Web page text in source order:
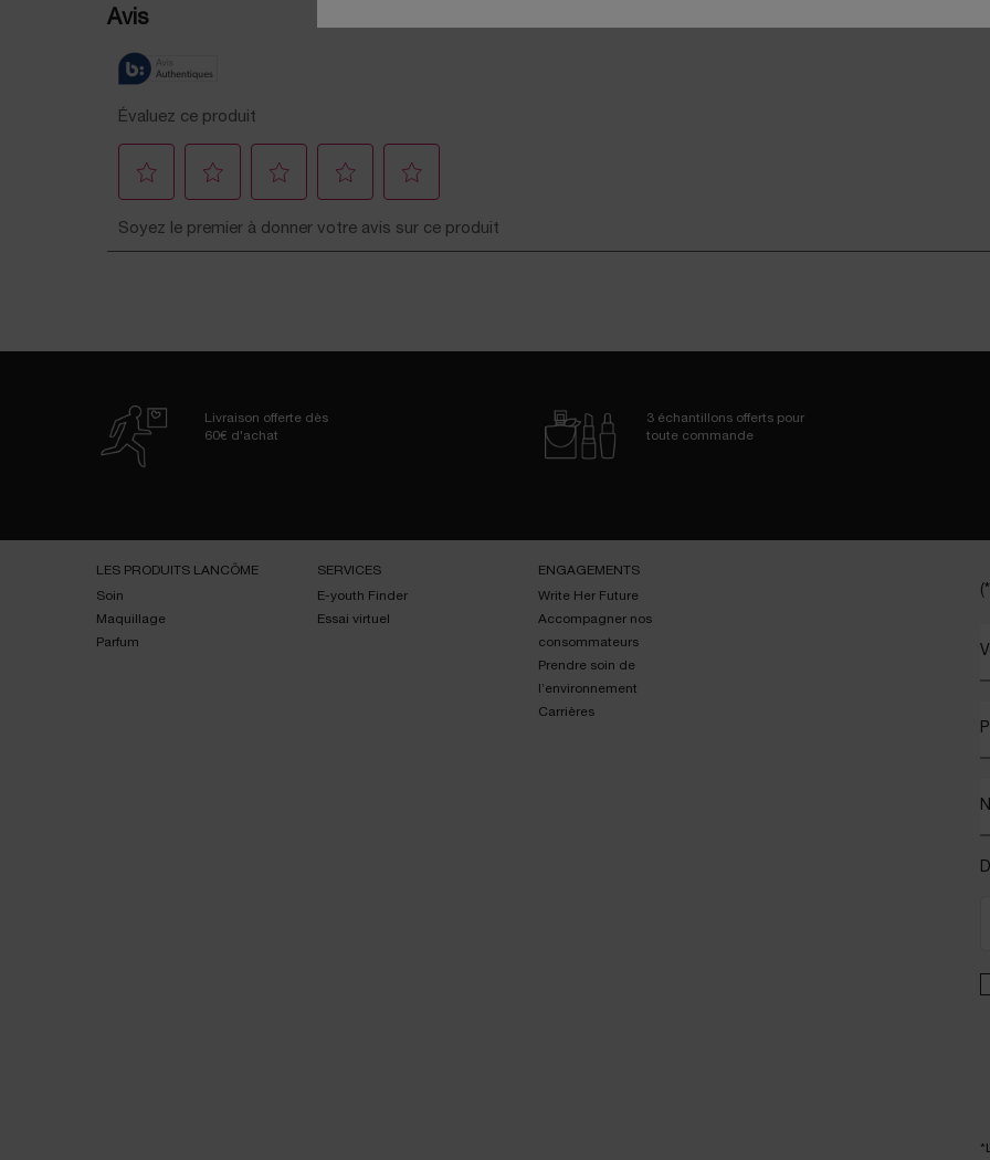
Livraison offerte dès
60€ d'achat
3 échantillons offerts pour
toute commande
LES PRODUITS LANCÔME
Soin
Maquillage
Parfum
SERVICES
E-youth Finder
Essai virtuel
ENGAGEMENTS
Write Her Future
Accompagner nos
consommateurs
Prendre soin de
l’environnement
Carrières